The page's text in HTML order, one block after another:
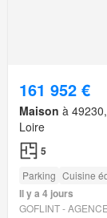
161 952 €
Maison à
Loire
5
Parking Cuisine
Il y a 4 jours
GOFLINT -